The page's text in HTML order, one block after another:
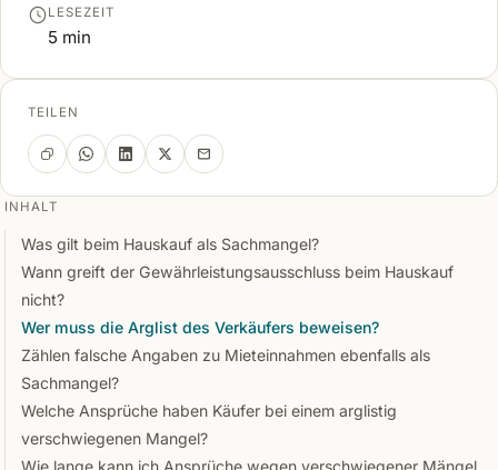
LESEZEIT
5 min
TEILEN
INHALT
Was gilt beim Hauskauf als Sachmangel?
Wann greift der Gewährleistungsausschluss beim Hauskauf
nicht?
Wer muss die Arglist des Verkäufers beweisen?
Zählen falsche Angaben zu Mieteinnahmen ebenfalls als
Sachmangel?
Welche Ansprüche haben Käufer bei einem arglistig
verschwiegenen Mangel?
Wie lange kann ich Ansprüche wegen verschwiegener Mängel